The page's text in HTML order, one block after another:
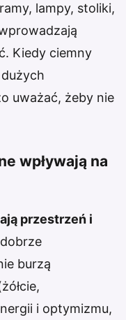
lampy, stoliki,
Kiedy ciemny
uważać, żeby nie
wpływają na
przestrzeń i
burzą
i optymizmu,